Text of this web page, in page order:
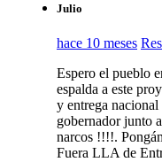
Julio
hace 10 meses
Espero el pueblo
espalda a este
y entrega
gobernador junto
narcos !!!!.
Fuera LLA de